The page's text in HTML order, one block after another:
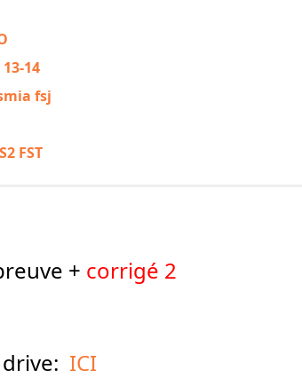
14
fsj
FST
+ corrigé 2
ICI